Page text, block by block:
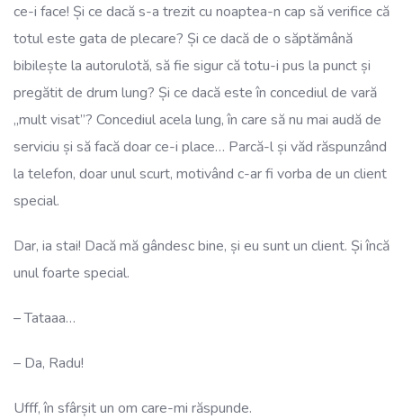
ce-i face! Și ce dacă s-a trezit cu noaptea-n cap să verifice că
totul este gata de plecare? Și ce dacă de o săptămână
bibilește la autorulotă, să fie sigur că totu-i pus la punct și
pregătit de drum lung? Și ce dacă este în concediul de vară
„mult visat”? Concediul acela lung, în care să nu mai audă de
serviciu și să facă doar ce-i place… Parcă-l și văd răspunzând
la telefon, doar unul scurt, motivând c-ar fi vorba de un client
special.
Dar, ia stai! Dacă mă gândesc bine, și eu sunt un client. Și încă
unul foarte special.
– Tataaa…
– Da, Radu!
Ufff, în sfârșit un om care-mi răspunde.